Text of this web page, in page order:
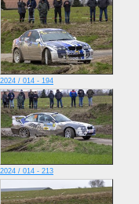
2024 / 014 - 194
2024 / 014 - 213